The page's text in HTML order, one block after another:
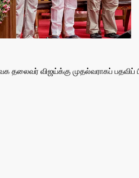
விஜய்க்கு முதல்வராகப் பதவிப்